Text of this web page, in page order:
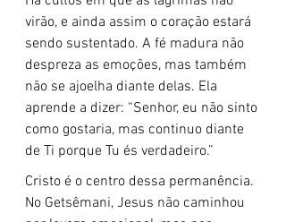
virão, e ainda assim o coração estará
sendo sustentado. A fé madura não
despreza as emoções, mas também
não se ajoelha diante delas. Ela
aprende a dizer: “Senhor, eu não sinto
como gostaria, mas continuo diante
de Ti porque Tu és verdadeiro.”
Cristo é o centro dessa permanência.
No Getsêmani, Jesus não caminhou